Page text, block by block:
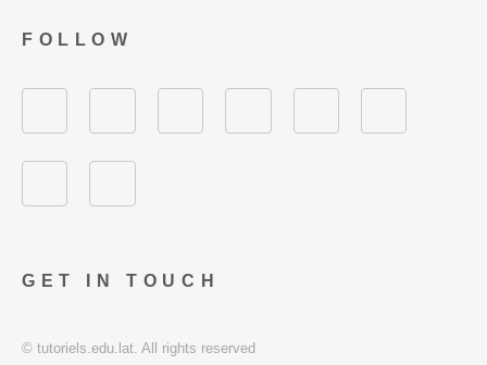
GET IN TOUCH
FOLLOW
© tutoriels.edu.lat. All rights reserved